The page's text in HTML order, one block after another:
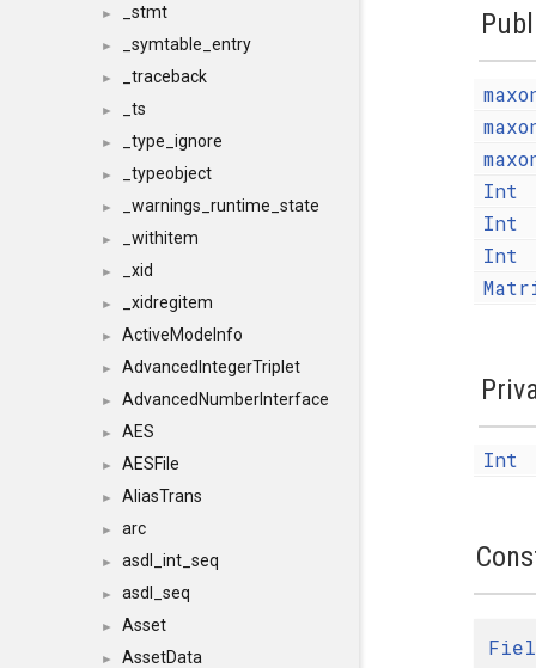
► _stmt
► _symtable_entry
► _traceback
► _ts
► _type_ignore
► _typeobject
► _warnings_runtime_state
► _withitem
► _xid
► _xidregitem
► ActiveModeInfo
► AdvancedIntegerTriplet
► AdvancedNumberInterface
► AES
► AESFile
► AliasTrans
► arc
► asdl_int_seq
► asdl_seq
► Asset
► AssetData
Int
Int
Int
Int